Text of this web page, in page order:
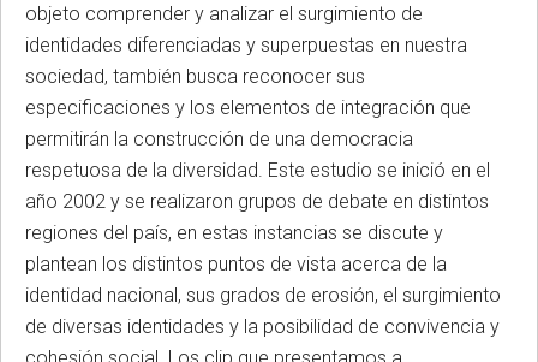
objeto comprender y analizar el surgimiento de
identidades diferenciadas y superpuestas en nuestra
sociedad, también busca reconocer sus
especificaciones y los elementos de integración que
permitirán la construcción de una democracia
respetuosa de la diversidad. Este estudio se inició en el
año 2002 y se realizaron grupos de debate en distintos
regiones del país, en estas instancias se discute y
plantean los distintos puntos de vista acerca de la
identidad nacional, sus grados de erosión, el surgimiento
de diversas identidades y la posibilidad de convivencia y
cohesión social. Los clip que presentamos a